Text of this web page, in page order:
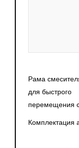
Рама
для быстрого
перемещения с
Комплектация